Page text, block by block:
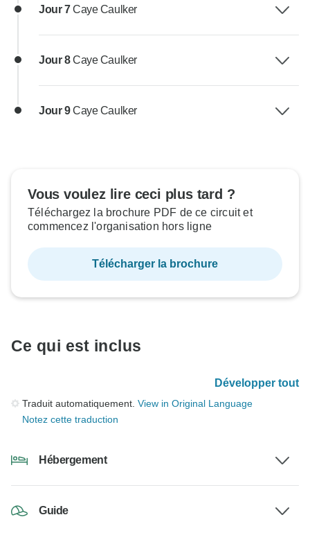
Jour 7Caye Caulker
Jour 8Caye Caulker
Jour 9Caye Caulker
Vous voulez lire ceci plus tard ?
Téléchargez la brochure PDF de ce circuit et
commencez l'organisation hors ligne
Télécharger la brochure
Ce qui est inclus
Développer tout
Traduit automatiquement. View in Original Language
Notez cette traduction
Hébergement
Guide